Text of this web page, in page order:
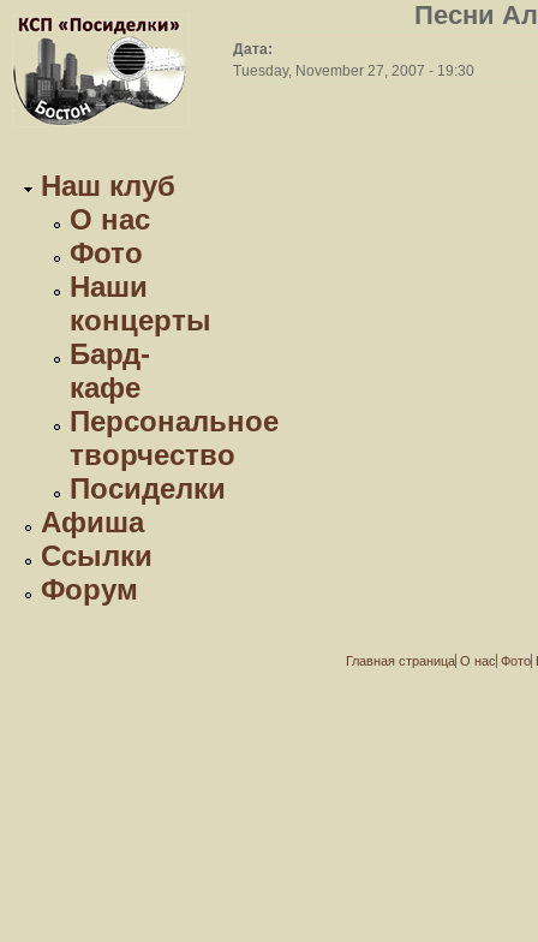
Наш клуб
О нас
Фото
Наши
концерты
Бард-
кафе
Персональное
творчество
Посиделки
Афиша
Ссылки
Форум
Песни
Дата:
Tuesday, November 27, 2007 - 19:30
Главная страница О нас Фото